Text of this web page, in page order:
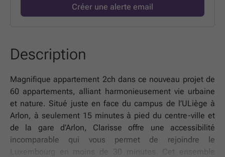
Créer une alerte email
Description
Magnifique appartement 2ch dans ce nouveau projet de
60 appartements, alliant harmonieusement vie urbaine
et nature. Situé juste en face du campus de l’ULiège à
Arlon, à seulement 15 minutes à pied du centre-ville et
de la gare d’Arlon, Clarisse offre une accessibilité
incomparable qui vous permet de rejoindre le
Luxembourg en moins de 30 minutes. Cet ensemble